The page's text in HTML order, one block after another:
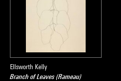
Ellsworth Kelly
Branch of Leaves (Rameau)